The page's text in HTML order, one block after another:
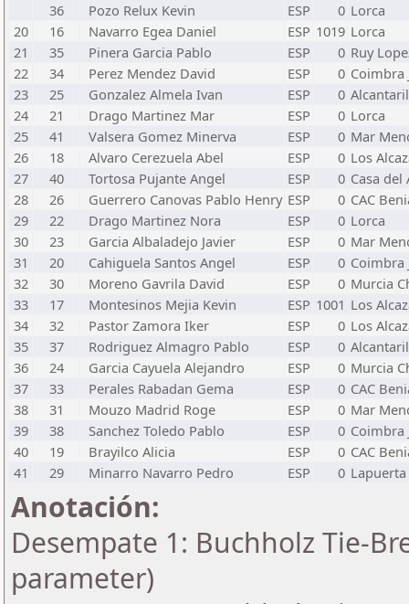
36
Pozo Relux Kevin ESP 0 Lorca
20
16 Navarro Egea Daniel ESP 1019 Lorca
21
35 Pinera Garcia Pablo ESP 0 Ruy
22
34 Perez Mendez David ESP 0 Coimbra
23
25 Gonzalez Almela Ivan ESP 0
24
21 Drago Martinez Mar ESP 0 Lorca
25
41 Valsera Gomez Minerva ESP 0 Mar
26
18 Alvaro Cerezuela Abel ESP 0 Los
27
40 Tortosa Pujante Angel ESP 0 Casa del
28
26 Guerrero Canovas Pablo Henry ESP 0 CAC
29
22 Drago Martinez Nora ESP 0 Lorca
30
23 Garcia Albaladejo Javier ESP 0 Mar
31
20 Cahiguela Santos Angel ESP 0 Coimbra
32
30 Moreno Gavrila David ESP 0 Murcia
33
17 Montesinos Mejia Kevin ESP 1001 Los
34
32 Pastor Zamora Iker ESP 0 Los
35
37 Rodriguez Almagro Pablo ESP 0
36
24 Garcia Cayuela Alejandro ESP 0 Murcia
37
33 Perales Rabadan Gema ESP 0 CAC
38
31 Mouzo Madrid Roge ESP 0 Mar
39
38 Sanchez Toledo Pablo ESP 0 Coimbra
40
19 Brayilco Alicia ESP 0 CAC
41
29 Minarro Navarro Pedro ESP 0 Lapuerta
Anotación:
Desempate 1: Buchholz Tie-
parameter)